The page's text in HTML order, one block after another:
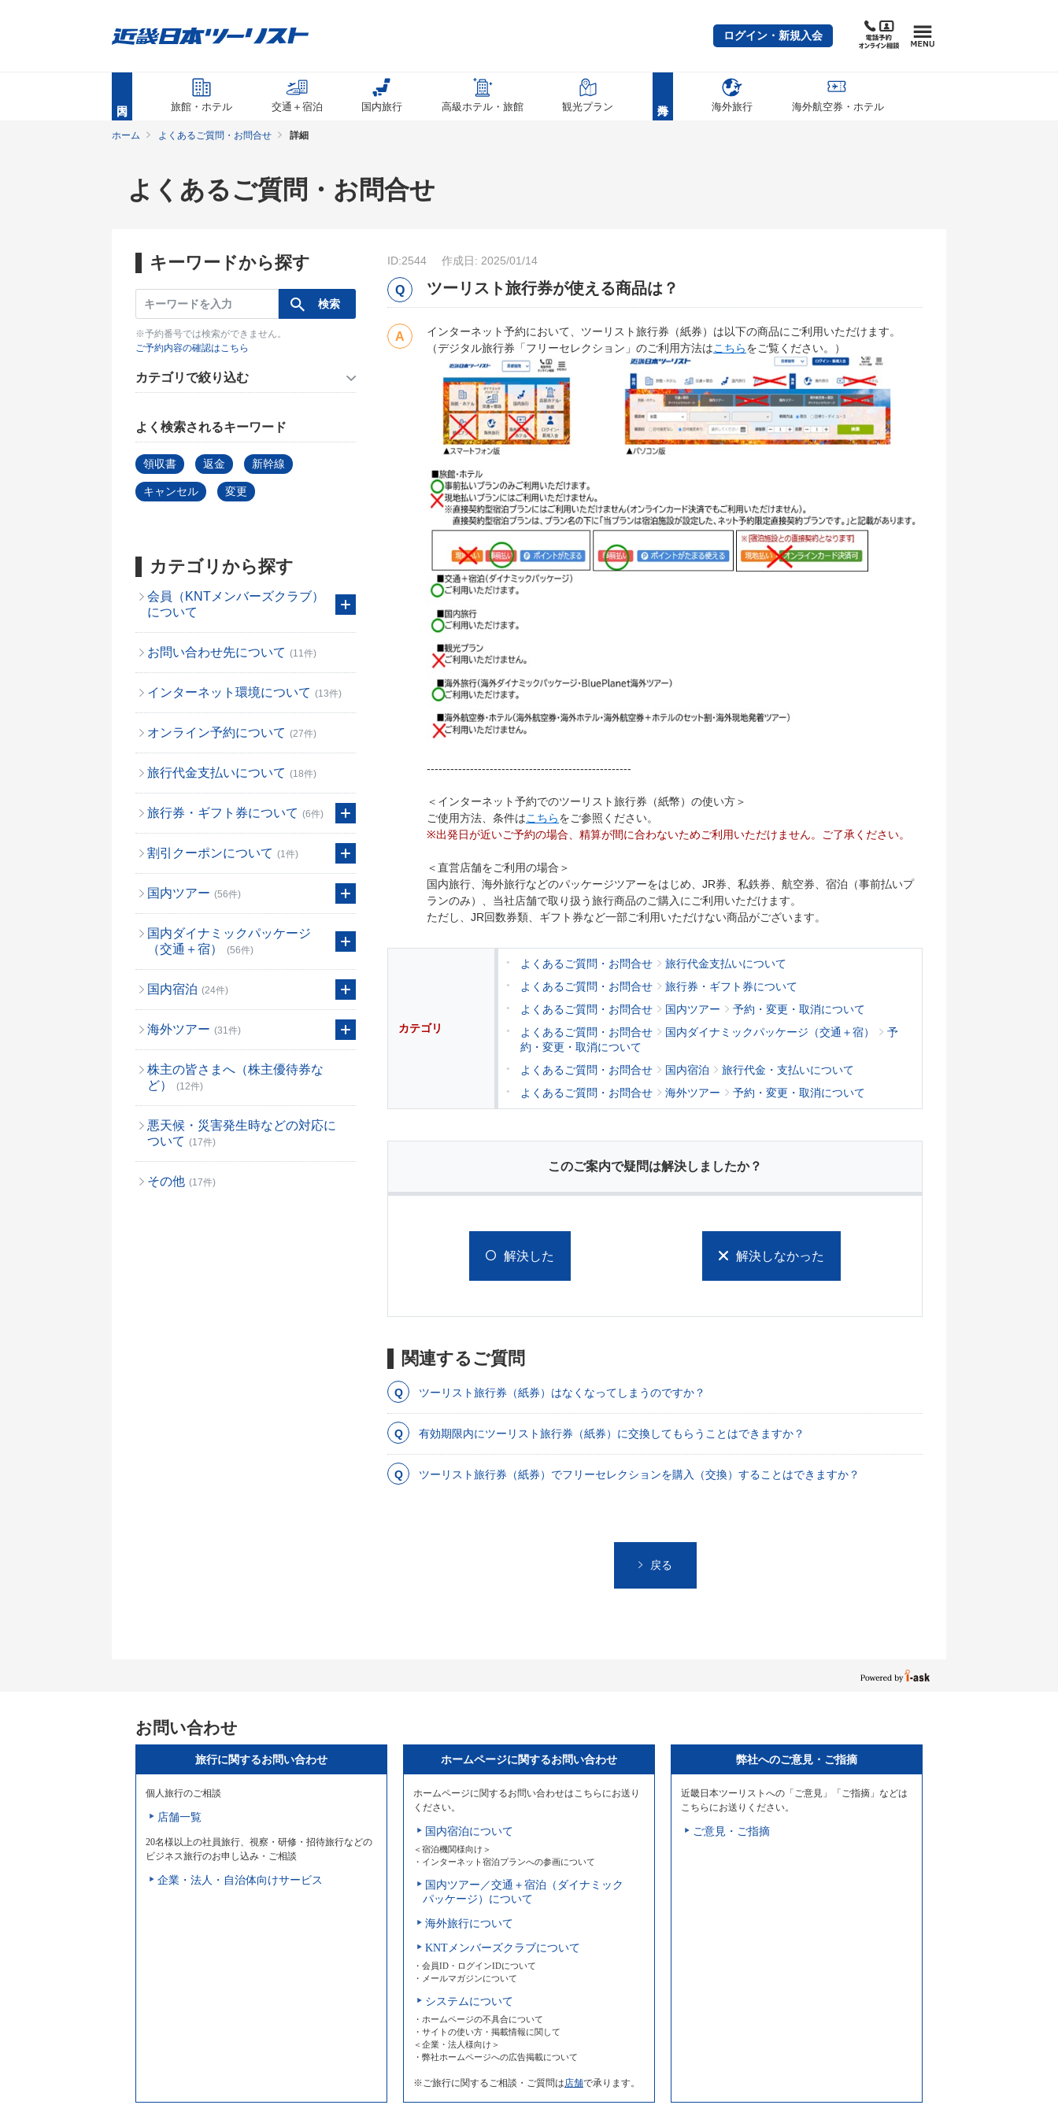
ログイン・新規入会
旅館・ホテル 交通＋宿泊 国内旅行 高級ホテル・旅館 観光プラン 海外旅行 海外航空券・ホテル
ホーム よくあるご質問・お問合せ 詳細
よくあるご質問・お問合せ
キーワードから探す
※予約番号では検索ができません。
ご予約内容の確認はこちら
カテゴリで絞り込む
よく検索されるキーワード
領収書 返金 新幹線
キャンセル 変更
カテゴリから探す
会員（KNTメンバーズクラブ）
について
お問い合わせ先について (11件)
インターネット環境について (13件)
オンライン予約について (27件)
旅行代金支払いについて (18件)
旅行券・ギフト券について (6件)
割引クーポンについて (1件)
国内ツアー (56件)
国内ダイナミックパッケージ
（交通＋宿）
(56件)
国内宿泊 (24件)
海外ツアー (31件)
株主の皆さまへ（株主優待券な
ど）
(12件)
悪天候・災害発生時などの対応に
ついて (17件)
その他 (17件)
ID:2544 作成日: 2025/01/14
ツーリスト旅行券が使える商品は？
インターネット予約において、ツーリスト旅行券（紙券）は以下の商品にご利用いただけます。
（デジタル旅行券「フリーセレクション」のご利用方法はこちらをご覧ください。）
----------------------------------------------------
＜インターネット予約でのツーリスト旅行券（紙幣）の使い方＞
ご使用方法、条件はこちらをご参照ください。
※出発日が近いご予約の場合、精算が間に合わないためご利用いただけません。ご了承ください。
＜直営店舗をご利用の場合＞
国内旅行、海外旅行などのパッケージツアーをはじめ、JR券、私鉄券、航空券、宿泊（事前払いプ
ランのみ）、当社店舗で取り扱う旅行商品のご購入にご利用いただけます。
ただし、JR回数券類、ギフト券など一部ご利用いただけない商品がございます。
カテゴリ
よくあるご質問・お問合せ
旅行代金支払いについて
よくあるご質問・お問合せ
旅行券・ギフト券について
よくあるご質問・お問合せ
国内ツアー
予約・変更・取消について
よくあるご質問・お問合せ
国内ダイナミックパッケージ（交通＋宿）
予
約・変更・取消について
よくあるご質問・お問合せ
国内宿泊
旅行代金・支払いについて
よくあるご質問・お問合せ
海外ツアー 予約・変更・取消について
このご案内で疑問は解決しましたか？
解決した 解決しなかった
関連するご質問
ツーリスト旅行券（紙券）はなくなってしまうのですか？
有効期限内にツーリスト旅行券（紙券）に交換してもらうことはできますか？
ツーリスト旅行券（紙券）でフリーセレクションを購入（交換）することはできますか？
戻る
お問い合わせ
旅行に関するお問い合わせ
個人旅行のご相談
店舗一覧
20名様以上の社員旅行、視察・研修・招待旅行などの
ビジネス旅行のお申し込み・ご相談
企業・法人・自治体向けサービス
ホームページに関するお問い合わせ
ホームページに関するお問い合わせはこちらにお送り
ください。
国内宿泊について
＜宿泊機関様向け＞
・インターネット宿泊プランへの参画について
国内ツアー／交通＋宿泊（ダイナミック
パッケージ）について
海外旅行について
KNTメンバーズクラブについて
・会員ID・ログインIDについて
・メールマガジンについて
システムについて
・ホームページの不具合について
・サイトの使い方・掲載情報に関して
＜企業・法人様向け＞
・弊社ホームページへの広告掲載について
※ご旅行に関するご相談・ご質問は店舗で承ります。
弊社へのご意見・ご指摘
近畿日本ツーリストへの「ご意見」「ご指摘」などは
こちらにお送りください。
ご意見・ご指摘